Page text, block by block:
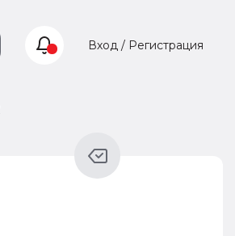
Вход / Регистрация